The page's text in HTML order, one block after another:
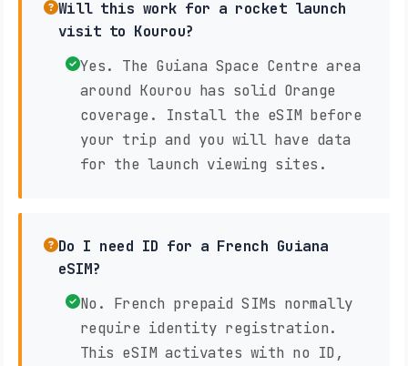
Will this work for a rocket launch
visit to Kourou?
Yes. The Guiana Space Centre area
around Kourou has solid Orange
coverage. Install the eSIM before
your trip and you will have data
for the launch viewing sites.
Do I need ID for a French Guiana
eSIM?
No. French prepaid SIMs normally
require identity registration.
This eSIM activates with no ID,